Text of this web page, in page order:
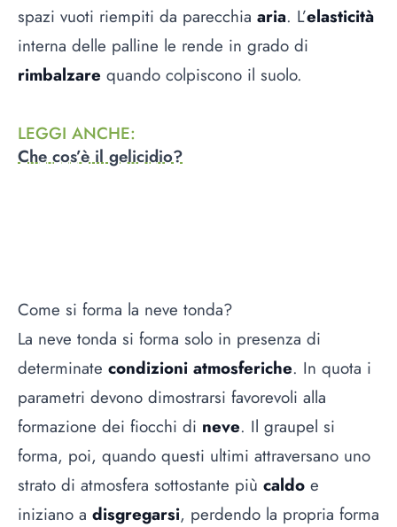
spazi vuoti riempiti da parecchia aria. L’elasticità
interna delle palline le rende in grado di
rimbalzare quando colpiscono il suolo.
LEGGI ANCHE:
Che cos’è il gelicidio?
Come si forma la neve tonda?
La neve tonda si forma solo in presenza di
determinate condizioni atmosferiche. In quota i
parametri devono dimostrarsi favorevoli alla
formazione dei fiocchi di neve. Il graupel si
forma, poi, quando questi ultimi attraversano uno
strato di atmosfera sottostante più caldo e
iniziano a disgregarsi, perdendo la propria forma